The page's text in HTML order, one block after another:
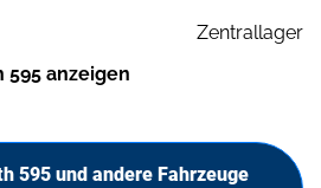
Zentrallager
595 anzeigen
595 und andere Fahrzeuge